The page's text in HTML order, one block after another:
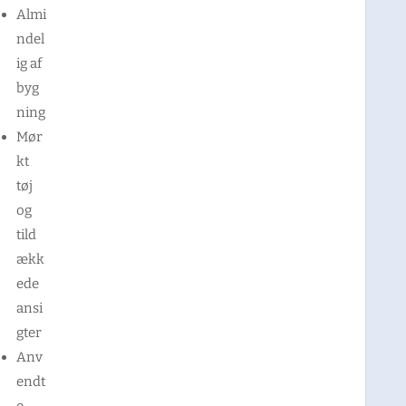
Almi
ndel
ig af
byg
ning
Mør
kt
tøj
og
tild
ækk
ede
ansi
gter
Anv
endt